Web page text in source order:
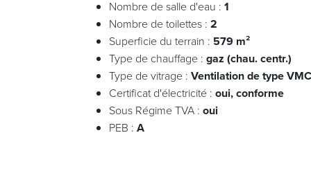
Nombre de salle d'eau : 1
Nombre de toilettes : 2
Superficie du terrain : 579 m²
Type de chauffage : gaz (chau. centr.)
Type de vitrage : Ventilation de type VMC
Certificat d'électricité : oui, conforme
Sous Régime TVA : oui
PEB : A